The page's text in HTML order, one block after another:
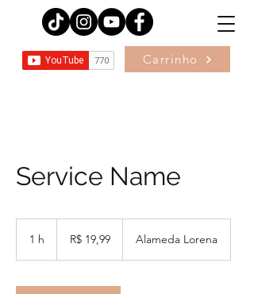
Carrinho
Service Name
1 h
brasileiros
R$ 19,99 Alameda Lorena